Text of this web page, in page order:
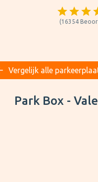
(16354
Vergelijk alle
Box - Valet
Park Box -